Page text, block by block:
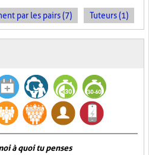
par les pairs (7) Tuteurs (1)
à quoi tu penses